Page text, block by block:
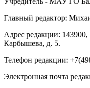
Главный редактор:
Адрес редакции: 143900,
Карбышева, д. 5.
Телефон редакции:
Электронная почта